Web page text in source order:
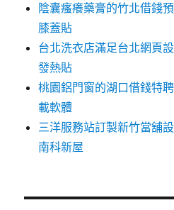
陰囊瘙癢藥膏的竹北借錢
膝蓋貼
台北洗衣店滿足台北網頁
發熱貼
桃園鋁門窗的湖口借錢特
載軟體
三洋服務站訂製新竹當舖
南科新屋